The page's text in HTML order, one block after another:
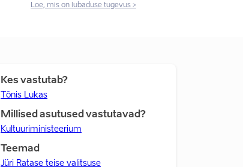
Loe, mis on lubaduse tugevus >
Kes vastutab?
Tõnis Lukas
Millised asutused vastutavad?
Kultuuriministeerium
Teemad
Jüri Ratase teise valitsuse